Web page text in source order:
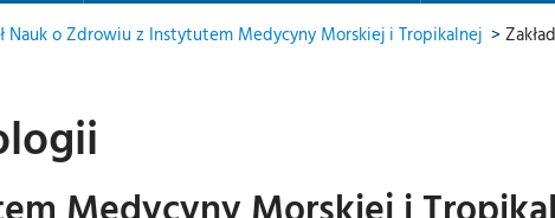
Nauk o Zdrowiu z Instytutem Medycyny Morskiej i Tropikalnej >